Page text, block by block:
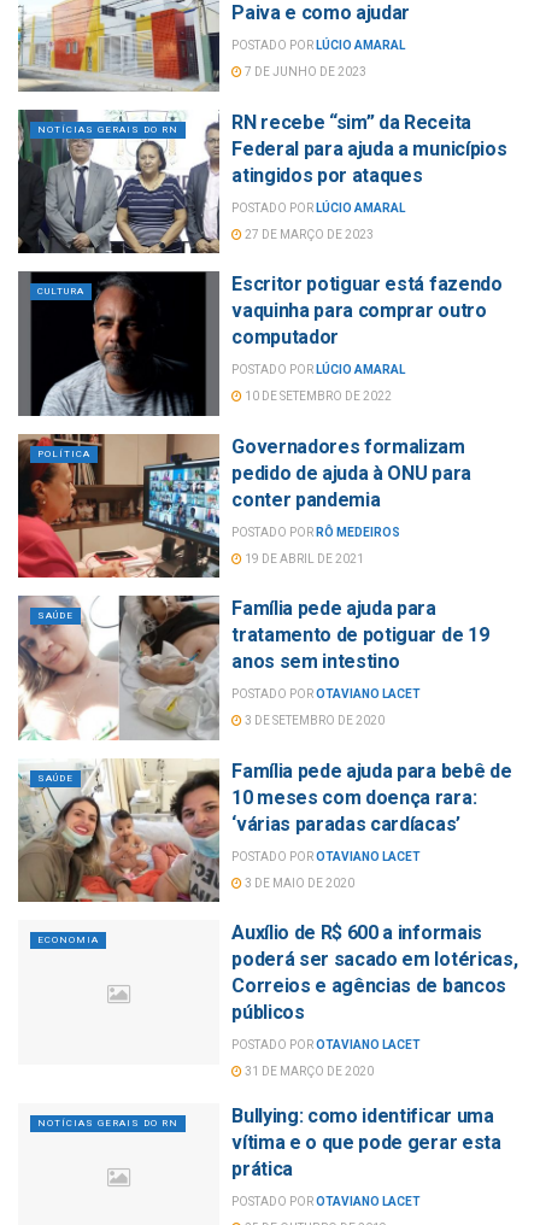
Paiva e como ajudar
POSTADO POR LÚCIO AMARAL
7 DE JUNHO DE 2023
NOTÍCIAS GERAIS DO RN
RN recebe “sim” da Receita
Federal para ajuda a municípios
atingidos por ataques
POSTADO POR LÚCIO AMARAL
27 DE MARÇO DE 2023
CULTURA
Escritor potiguar está fazendo
vaquinha para comprar outro
computador
POSTADO POR LÚCIO AMARAL
10 DE SETEMBRO DE 2022
POLÍTICA
Governadores formalizam
pedido de ajuda à ONU para
conter pandemia
POSTADO POR RÔ MEDEIROS
19 DE ABRIL DE 2021
SAÚDE
Família pede ajuda para
tratamento de potiguar de 19
anos sem intestino
POSTADO POROTAVIANO LACET
3 DE SETEMBRO DE 2020
SAÚDE
Família pede ajuda para bebê de
10 meses com doença rara:
‘várias paradas cardíacas’
POSTADO POROTAVIANO LACET
3 DE MAIO DE 2020
ECONOMIA
Auxílio de R$ 600 a informais
poderá ser sacado em lotéricas,
Correios e agências de bancos
públicos
POSTADO POROTAVIANO LACET
31 DE MARÇO DE 2020
NOTÍCIAS GERAIS DO RN
Bullying: como identificar uma
vítima e o que pode gerar esta
prática
POSTADO POROTAVIANO LACET